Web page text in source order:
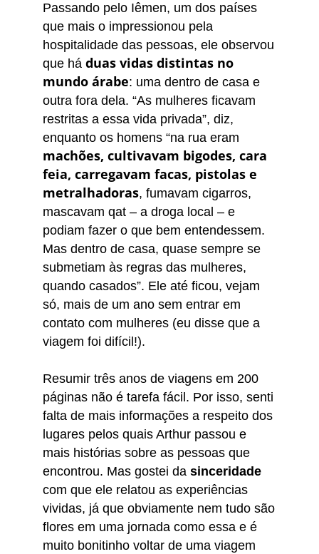
Passando pelo Iêmen, um dos países
que mais o impressionou pela
hospitalidade das pessoas, ele observou
que há duas vidas distintas no
mundo árabe: uma dentro de casa e
outra fora dela. “As mulheres ficavam
restritas a essa vida privada”, diz,
enquanto os homens “na rua eram
machões, cultivavam bigodes, cara
feia, carregavam facas, pistolas e
metralhadoras, fumavam cigarros,
mascavam qat – a droga local – e
podiam fazer o que bem entendessem.
Mas dentro de casa, quase sempre se
submetiam às regras das mulheres,
quando casados”. Ele até ficou, vejam
só, mais de um ano sem entrar em
contato com mulheres (eu disse que a
viagem foi difícil!).
Resumir três anos de viagens em 200
páginas não é tarefa fácil. Por isso, senti
falta de mais informações a respeito dos
lugares pelos quais Arthur passou e
mais histórias sobre as pessoas que
encontrou. Mas gostei da sinceridade
com que ele relatou as experiências
vividas, já que obviamente nem tudo são
flores em uma jornada como essa e é
muito bonitinho voltar de uma viagem